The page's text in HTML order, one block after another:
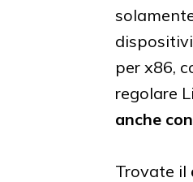
per x86,
regolare
anche
Trovate il